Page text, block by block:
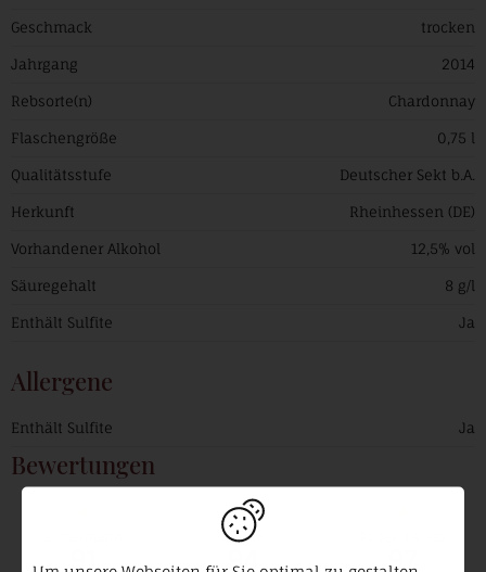
Geschmack trocken
Jahrgang 2014
Rebsorte(n) Chardonnay
Flaschengröße 0,75 l
Qualitätsstufe Deutscher Sekt b.A.
Herkunft Rheinhessen (DE)
Vorhandener Alkohol 12,5% vol
Säuregehalt 8 g/l
Enthält Sulfite Ja
Allergene
Enthält Sulfite Ja
Bewertungen
91
vinum
94 97